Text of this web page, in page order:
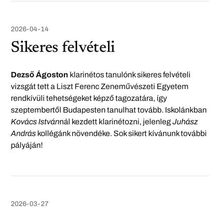
2026-04-14
Sikeres felvételi
Dezső Ágoston klarinétos tanulónk sikeres felvételi
vizsgát tett a Liszt Ferenc Zeneművészeti Egyetem
rendkívüli tehetségeket képző tagozatára, így
szeptembertől Budapesten tanulhat tovább. Iskolánkban
Kovács Istvánnál kezdett klarinétozni, jelenlegJuhász
András kollégánk növendéke. Sok sikert kívánunk további
pályáján!
2026-03-27